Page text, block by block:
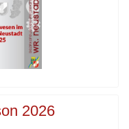
2026